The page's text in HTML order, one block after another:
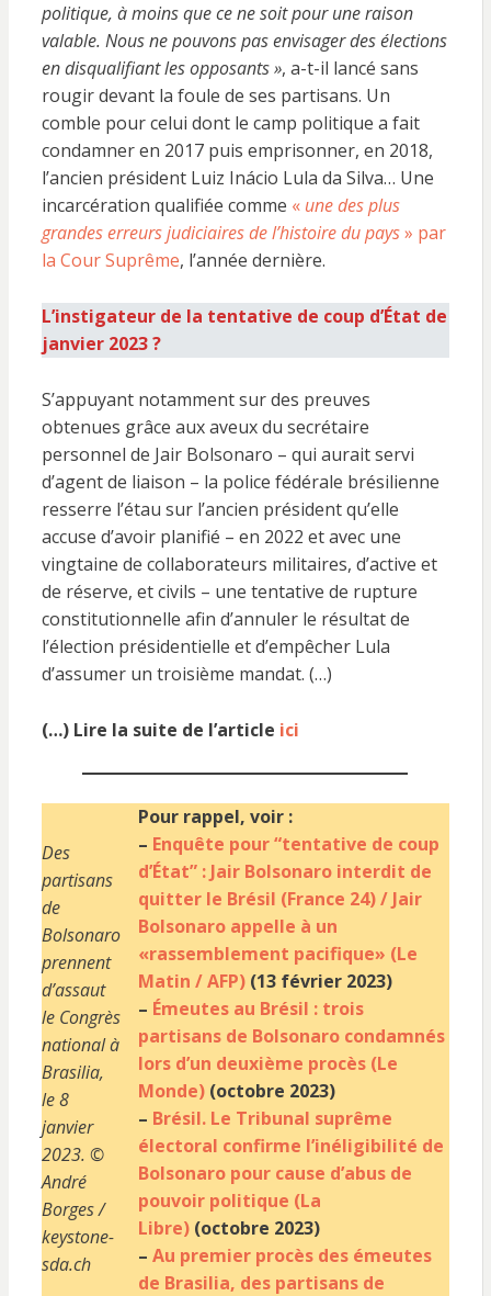
politique, à moins que ce ne soit pour une raison
valable. Nous ne pouvons pas envisager des élections
en disqualifiant les opposants », a-t-il lancé sans
rougir devant la foule de ses partisans. Un
comble pour celui dont le camp politique a fait
condamner en 2017 puis emprisonner, en 2018,
l’ancien président Luiz Inácio Lula da Silva… Une
incarcération qualifiée comme « une des plus
grandes erreurs judiciaires de l’histoire du pays» par
la Cour Suprême, l’année dernière.
L’instigateur de la tentative de coup d’État de
janvier 2023 ?
S’appuyant notamment sur des preuves
obtenues grâce aux aveux du secrétaire
personnel de Jair Bolsonaro – qui aurait servi
d’agent de liaison – la police fédérale brésilienne
resserre l’étau sur l’ancien président qu’elle
accuse d’avoir planifié – en 2022 et avec une
vingtaine de collaborateurs militaires, d’active et
de réserve, et civils – une tentative de rupture
constitutionnelle afin d’annuler le résultat de
l’élection présidentielle et d’empêcher Lula
d’assumer un troisième mandat. (…)
(…) Lire la suite de l’article ici
Des
partisans
de
Bolsonaro
prennent
d’assaut
le Congrès
national à
Brasilia,
le 8
janvier
2023. ©
André
Borges /
keystone-
sda.ch
Pour rappel, voir :
– Enquête pour “tentative de coup
d’État” : Jair Bolsonaro interdit de
quitter le Brésil (France 24) / Jair
Bolsonaro appelle à un
«rassemblement pacifique» (Le
Matin / AFP)(13 février 2023)
– Émeutes au Brésil : trois
partisans de Bolsonaro condamnés
lors d’un deuxième procès (Le
Monde)(octobre 2023)
– Brésil. Le Tribunal suprême
électoral confirme l’inéligibilité de
Bolsonaro pour cause d’abus de
pouvoir politique (La
Libre)(octobre 2023)
– Au premier procès des émeutes
de Brasilia, des partisans de